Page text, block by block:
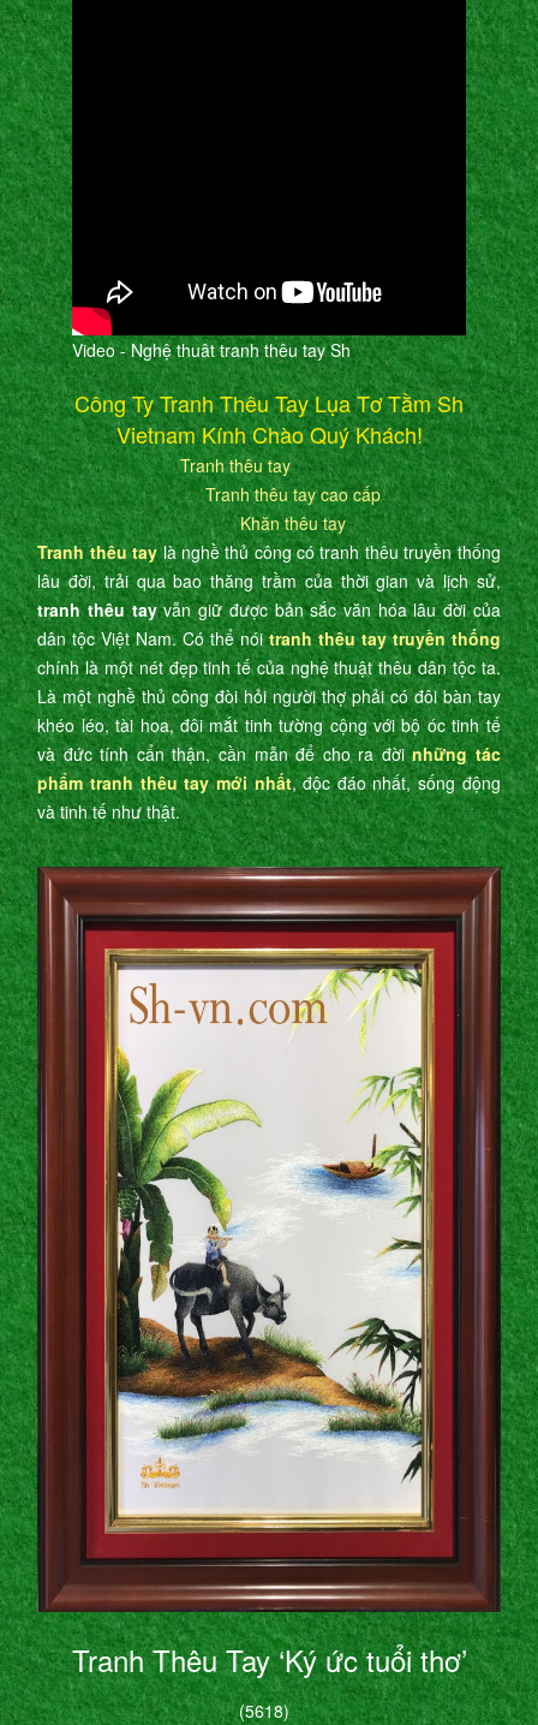
Video - Nghệ thuât tranh thêu tay Sh
Công Ty Tranh Thêu Tay Lụa Tơ Tằm Sh
Vietnam Kính Chào Quý Khách!
Tranh thêu tay
Tranh thêu tay cao cấp
Khăn thêu tay
Tranh thêu taylà nghề thủ công có tranh thêu truyền thống
lâu đời, trải qua bao thăng trầm của thời gian và lịch sử,
tranh thêu tayvẫn giữ được bản sắc văn hóa lâu đời của
dân tộc Việt Nam. Có thể nóitranh thêu tay truyền thống
chính là một nét đẹp tinh tế của nghệ thuật thêu dân tộc ta.
Là một nghề thủ công đòi hỏi người thợ phải có đôi bàn tay
khéo léo, tài hoa, đôi mắt tinh tường cộng với bộ óc tinh tế
và đức tính cẩn thận, cần mẫn để cho ra đờinhững tác
phẩm tranh thêu tay mới nhất, độc đáo nhất, sống động
và tinh tế như thật.
Tranh Thêu Tay ‘Ký ức tuổi thơ’
(5618)